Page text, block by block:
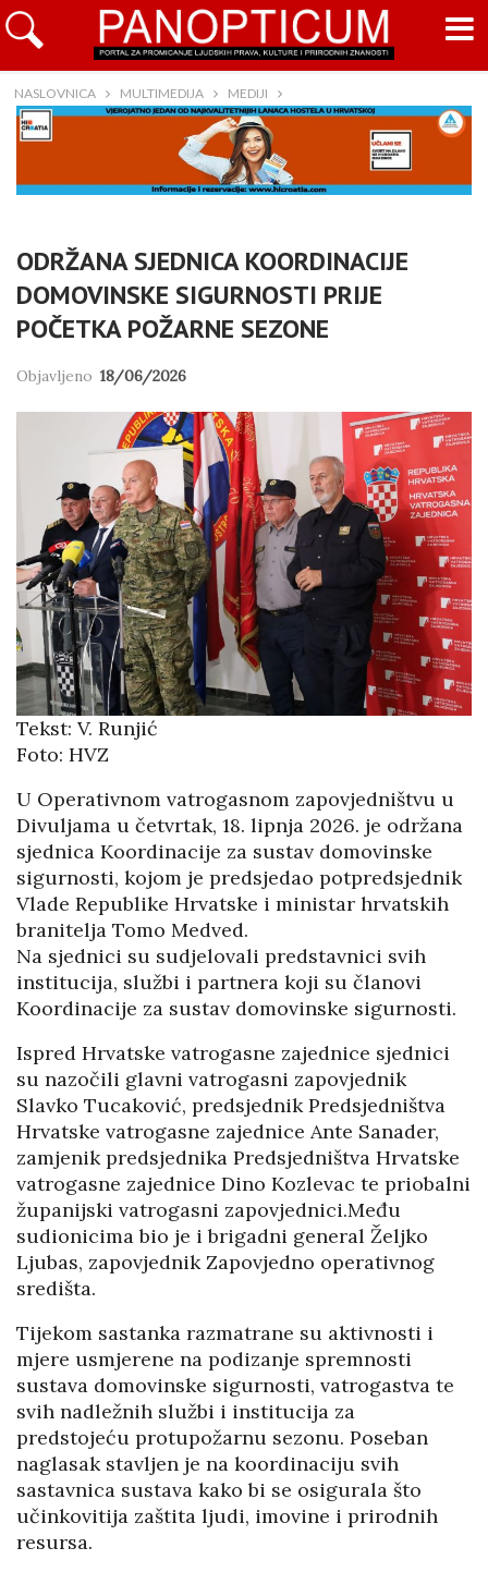
NASLOVNICA MULTIMEDIJA MEDIJI
ODRŽANA SJEDNICA KOORDINACIJE
DOMOVINSKE SIGURNOSTI PRIJE
POČETKA POŽARNE SEZONE
Objavljeno 18/06/2026
Tekst: V. Runjić
Foto: HVZ
U Operativnom vatrogasnom zapovjedništvu u
Divuljama u četvrtak, 18. lipnja 2026. je održana
sjednica Koordinacije za sustav domovinske
sigurnosti, kojom je predsjedao potpredsjednik
Vlade Republike Hrvatske i ministar hrvatskih
branitelja Tomo Medved.
Na sjednici su sudjelovali predstavnici svih
institucija, službi i partnera koji su članovi
Koordinacije za sustav domovinske sigurnosti.
Ispred Hrvatske vatrogasne zajednice sjednici
su nazočili glavni vatrogasni zapovjednik
Slavko Tucaković, predsjednik Predsjedništva
Hrvatske vatrogasne zajednice Ante Sanader,
zamjenik predsjednika Predsjedništva Hrvatske
vatrogasne zajednice Dino Kozlevac te priobalni
županijski vatrogasni zapovjednici.Među
sudionicima bio je i brigadni general Željko
Ljubas, zapovjednik Zapovjedno operativnog
središta.
Tijekom sastanka razmatrane su aktivnosti i
mjere usmjerene na podizanje spremnosti
sustava domovinske sigurnosti, vatrogastva te
svih nadležnih službi i institucija za
predstojeću protupožarnu sezonu. Poseban
naglasak stavljen je na koordinaciju svih
sastavnica sustava kako bi se osigurala što
učinkovitija zaštita ljudi, imovine i prirodnih
resursa.